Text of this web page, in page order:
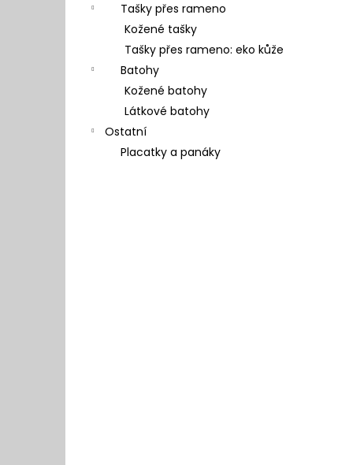
Tašky přes rameno
Kožené tašky
Tašky přes rameno: eko kůže
Batohy
Kožené batohy
Látkové batohy
Ostatní
Placatky a panáky